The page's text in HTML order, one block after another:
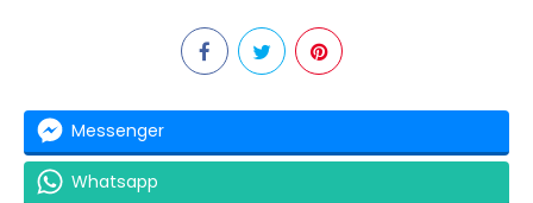
Messenger
Whatsapp